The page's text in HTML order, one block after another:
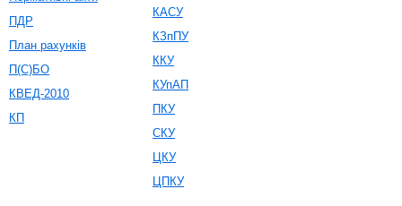
ПДР
План рахунків
П(С)БО
КВЕД-2010
КП
КАСУ
КЗпПУ
ККУ
КУпАП
ПКУ
СКУ
ЦКУ
ЦПКУ